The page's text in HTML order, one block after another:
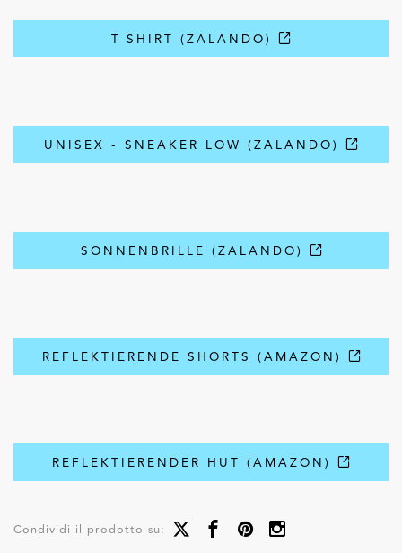
T-SHIRT (ZALANDO)
UNISEX - SNEAKER LOW (ZALANDO)
SONNENBRILLE (ZALANDO)
REFLEKTIERENDE SHORTS (AMAZON)
REFLEKTIERENDER HUT (AMAZON)
Condividi il prodotto su: